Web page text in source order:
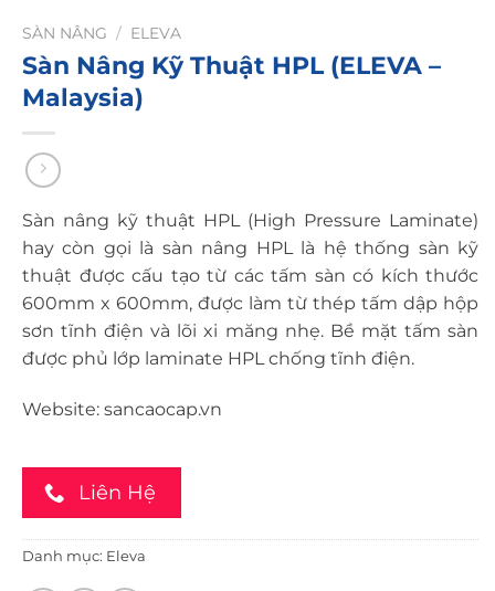
SÀN NÂNG / ELEVA
Sàn Nâng Kỹ Thuật HPL (ELEVA –
Malaysia)
Sàn nâng kỹ thuật HPL (High Pressure Laminate)
hay còn gọi là sàn nâng HPL là hệ thống sàn kỹ
thuật được cấu tạo từ các tấm sàn có kích thước
600mm x 600mm, được làm từ thép tấm dập hộp
sơn tĩnh điện và lõi xi măng nhẹ. Bề mặt tấm sàn
được phủ lớp laminate HPL chống tĩnh điện.
Website: sancaocap.vn
Liên Hệ
Danh mục: Eleva